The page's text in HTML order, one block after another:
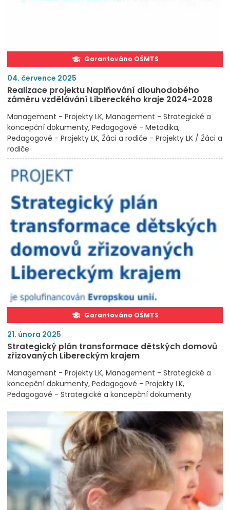
Garantováno OŠMTS
04. července 2025
Realizace projektu Naplňování dlouhodobého
záměru vzdělávání Libereckého kraje 2024-2028
Management - Projekty LK Management - Strategické a
koncepční dokumenty Pedagogové - Metodika
Pedagogové - Projekty LK Žáci a rodiče - Projekty LK / Žáci a
rodiče
Garantováno OŠMTS
21. února 2025
Strategický plán transformace dětských domovů
zřizovaných Libereckým krajem
Management - Projekty LK Management - Strategické a
koncepční dokumenty Pedagogové - Projekty LK
Pedagogové - Strategické a koncepční dokumenty